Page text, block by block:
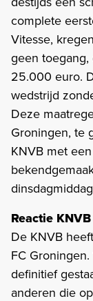
complete
Vitesse,
geen
25.000 euro.
wedstrijd
Deze
Groningen, te
KNVB met
Reactie KNVB
De KNVB
FC
definitief
anderen die